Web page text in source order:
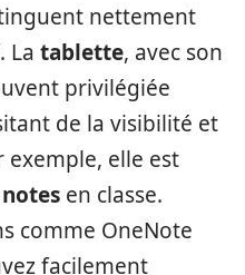
nettement
La tablette, avec son
privilégiée
de la visibilité et
elle est
en classe.
comme OneNote
facilement